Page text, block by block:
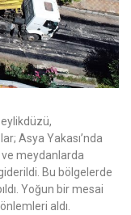
Asya Yakası’nda
ve meydanlarda
Bu bölgelerde
Yoğun bir mesai
aldı.